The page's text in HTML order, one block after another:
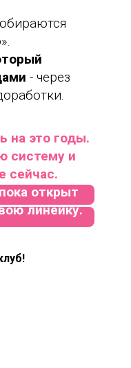
на это годы.
систему и
сейчас.
открыт
линейку.
- через